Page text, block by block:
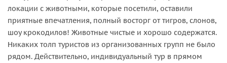
локации с животными, которые посетили, оставили
приятные впечатления, полный восторг от тигров, слонов,
шоу крокодилов! Животные чистые и хорошо содержатся.
Никаких толп туристов из организованных групп не было
рядом. Действительно, индивидуальный тур в прямом